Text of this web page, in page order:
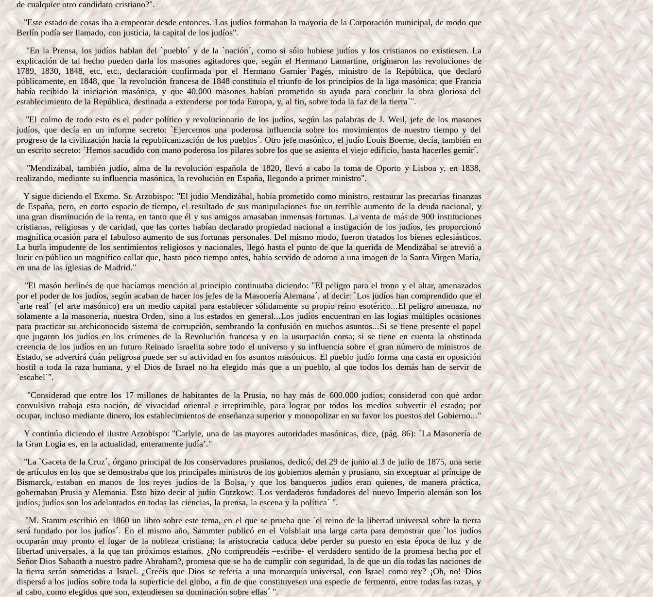
de cualquier otro candidato cristiano?".
"Este estado de cosas iba a empeorar desde entonces. Los judíos formaban la mayoría de la Corporación municipal, de modo que
Berlín podía ser llamado, con justicia, la capital de los judíos".
"En la Prensa, los judíos hablan del `pueblo´ y de la `nación´, como si sólo hubiese judíos y los cristianos no existiesen. La
explicación de tal hecho pueden darla los masones agitadores que, según el Hermano Lamartine, originaron las revoluciones de
1789, 1830, 1848, etc, etc., declaración confirmada por el Hermano Garnier Pagés, ministro de la República, que declaró
públicamente, en 1848, que `la revolución francesa de 1848 constituía el triunfo de los principios de la liga masónica; que Francia
había recibido la iniciación masónica, y que 40.000 masones habían prometido su ayuda para concluir la obra gloriosa del
establecimiento de la República, destinada a extenderse por toda Europa, y, al fin, sobre toda la faz de la tierra´".
"El colmo de todo esto es el poder político y revolucionario de los judíos, según las palabras de J. Weil, jefe de los masones
judíos, que decía en un informe secreto: `Ejercemos una poderosa influencia sobre los movimientos de nuestro tiempo y del
progreso de la civilización hacia la republicanización de los pueblos´. Otro jefe masónico, el judío Louis Boerne,decía, también en
un escrito secreto: `Hemos sacudido con mano poderosa los pilares sobre los que se asienta el viejo edificio, hasta hacerles gemir´.
"Mendizábal, también judío, alma de la revolución española de 1820, llevó a cabo la toma de Oporto y Lisboa y, en 1838,
realizando, mediante su influencia masónica, la revolución en España, llegando a primer ministro".
Y sigue diciendo el Excmo. Sr. Arzobispo: "El judío Mendizábal, había prometido como ministro, restaurar las precarias finanzas
de España, pero, en corto espacio de tiempo, el resultado de sus manipulaciones fue un terrible aumento de la deuda nacional, y
una gran disminución de la renta, en tanto que él y sus amigos amasaban inmensas fortunas. La venta de más de 900 instituciones
cristianas, religiosas y de caridad, que las cortes habían declarado propiedad nacional a instigación de los judíos, les proporcionó
magnífica ocasión para el fabuloso aumento de sus fortunas personales. Del mismo modo, fueron tratados los bienes eclesiásticos.
La burla impudente de los sentimientos religiosos y nacionales, llegó hasta el punto de que la querida de Mendizábal se atrevió a
lucir en público un magnífico collar que, hasta poco tiempo antes, había servido de adorno a una imagen de la Santa Virgen María,
en una de las iglesias de Madrid."
"El masón berlinés de que hacíamos mención al principio continuaba diciendo: "El peligro para el trono y el altar, amenazados
por el poder de los judíos, según acaban de hacer los jefes de la Masonería Alemana´, al decir: `Los judíos han comprendido que el
`arte real´ (el arte masónico) era un medio capital para establecer sólidamente su propio reino esotérico...El peligro amenaza, no
solamente a la masonería, nuestra Orden, sino a los estados en general...Los judíos encuentran en las logias múltiples ocasiones
para practicar su archiconocido sistema de corrupción, sembrando la confusión en muchos asuntos...Si se tiene presente el papel
que jugaron los judíos en los crímenes de la Revolución francesa y en la usurpación corsa; si se tiene en cuenta la obstinada
creencia de los judíos en un futuro Reinado israelita sobre todo el universo y su influencia sobre el gran número de ministros de
Estado, se advertirá cuán peligrosa puede ser su actividad en los asuntos masónicos. El pueblo judío forma una casta en oposición
hostil a toda la raza humana, y el Dios de Israel no ha elegido más que a un pueblo, al que todos los demás han de servir de
`escabel´".
"Considerad que entre los 17 millones de habitantes de la Prusia, no hay más de 600.000 judíos; considerad con qué ardor
convulsivo trabaja esta nación, de vivacidad oriental e irreprimible, para lograr por todos los medios subvertir el estado; por
ocupar, incluso mediante dinero, los establecimientos de enseñanza superior y monopolizar en su favor los puestos del Gobierno..."
Y continúa diciendo el ilustre Arzobispo: "Carlyle, una de las mayores autoridades masónicas, dice, (pág. 86): `La Masonería de
la Gran Logia es, en la actualidad, enteramente judía’."
"La `Gaceta de la Cruz´, órgano principal de los conservadores prusianos, dedicó, del 29 de junio al 3 de julio de 1875, una serie
de artículos en los que se demostraba que los principales ministros de los gobiernos alemán y prusiano, sin exceptuar al príncipe de
Bismarck, estaban en manos de los reyes judíos de la Bolsa, y que los banqueros judíos eran quienes, de manera práctica,
gobernaban Prusia y Alemania. Esto hizo decir al judío Gutzkow: `Los verdaderos fundadores del nuevo Imperio alemán son los
judíos; judíos son los adelantados en todas las ciencias, la prensa, la escena y la política´ ".
"M. Stamm escribió en 1860 un libro sobre este tema, en el que se prueba que `el reino de la libertad universal sobre la tierra
será fundado por los judíos´. En el mismo año, Sammter publicó en el Volsblait una larga carta para demostrar que `los judíos
ocuparán muy pronto el lugar de la nobleza cristiana; la aristocracia caduca debe perder su puesto en esta época de luz y de
libertad universales, a la que tan próximos estamos. ¿No comprendéis –escribe- el verdadero sentido de la promesa hecha por el
Señor Dios Sabaoth a nuestro padre Abraham?,promesa que se ha de cumplir con seguridad, la de que un día todas las naciones de
la tierra serán sometidas a Israel. ¿Creéis que Dios se refería a una monarquía universal, con Israel como rey? ¡Oh, no! Dios
dispersó a los judíos sobre toda la superficie del globo, a fin de que constituyesen una especie de fermento, entre todas las razas, y
al cabo, como elegidos que son, extendiesen su dominación sobre ellas´ ".